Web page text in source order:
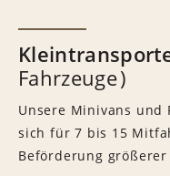
Fahrzeuge
Unsere Minivans und
sich für 7 bis 15
Beförderung größerer